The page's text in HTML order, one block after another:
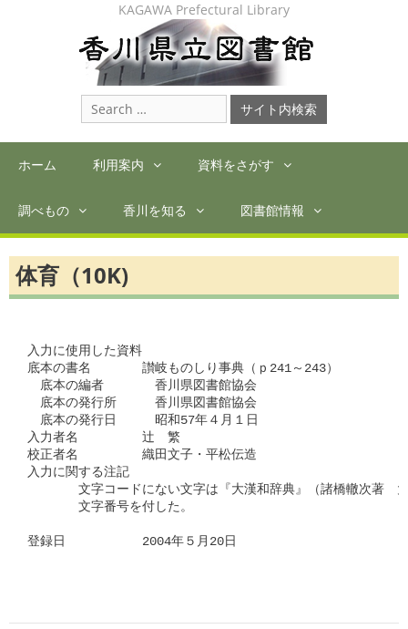
KAGAWA Prefectural Library
Search
for:
ホーム 利用案内 資料をさがす
調べもの 香川を知る 図書館情報
体育（10K)
入力に使用した資料
底本の書名　　　　讃岐ものしり事典（ｐ241～243）
底本の編者　　　　香川県図書館協会
底本の発行所　　　香川県図書館協会
底本の発行日　　　昭和57年４月１日
入力者名　　　　　辻　繁
校正者名　　　　　織田文子・平松伝造
入力に関する注記
文字コードにない文字は『大漢和辞典』（諸橋轍次著　大
文字番号を付した。
登録日　　　　　　2004年５月20日